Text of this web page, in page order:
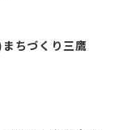
ちづくり三鷹